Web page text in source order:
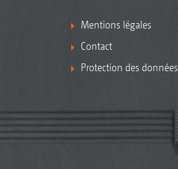
Mentions légales
Contact
Protection des données